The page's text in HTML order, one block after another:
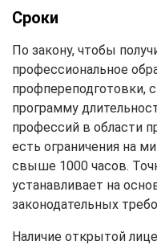
Сроки
По закону, чтобы
профессиональное
профпереподготовки,
программу
профессий в области
есть ограничения на
свыше 1000 часов.
устанавливает на
законодательных
Наличие открытой